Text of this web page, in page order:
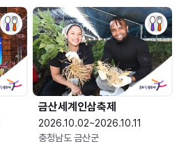
금산세계인삼축제
2026.10.02~2026.10.11
충청남도 금산군